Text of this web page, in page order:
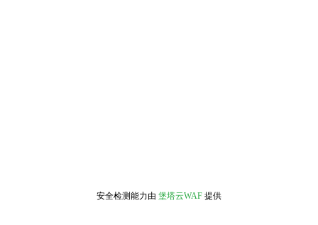
安全检测能力由 堡塔云WAF 提供